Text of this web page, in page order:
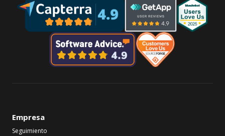
Empresa
Seguimiento